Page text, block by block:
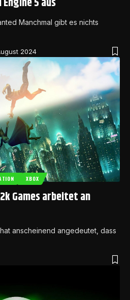
Manchmal gibt es nichts
2024
XBOX
Games arbeitet an
anscheinend angedeutet, dass